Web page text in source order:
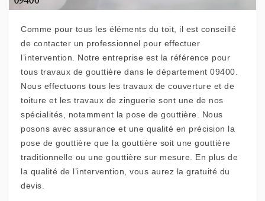
Comme pour tous les éléments du toit, il est conseillé
de contacter un professionnel pour effectuer
l’intervention. Notre entreprise est la référence pour
tous travaux de gouttière dans le département 09400.
Nous effectuons tous les travaux de couverture et de
toiture et les travaux de zinguerie sont une de nos
spécialités, notamment la pose de gouttière. Nous
posons avec assurance et une qualité en précision la
pose de gouttière que la gouttière soit une gouttière
traditionnelle ou une gouttière sur mesure. En plus de
la qualité de l’intervention, vous aurez la gratuité du
devis.